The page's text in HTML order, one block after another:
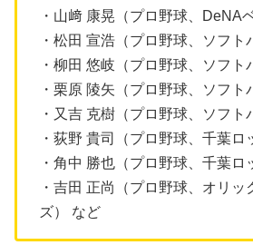
・山﨑 康晃（プロ野球、DeNA
・松田 宣浩（プロ野球、ソフト
・柳田 悠岐（プロ野球、ソフト
・栗原 陵矢（プロ野球、ソフト
・又吉 克樹（プロ野球、ソフト
・荻野 貴司（プロ野球、千葉ロ
・角中 勝也（プロ野球、千葉ロ
・吉田 正尚（プロ野球、オリッ
ズ） など